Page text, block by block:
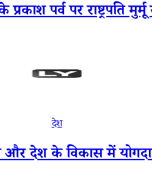
पर्व पर राष्ट्रपति
देश
देश के विकास में योगदान